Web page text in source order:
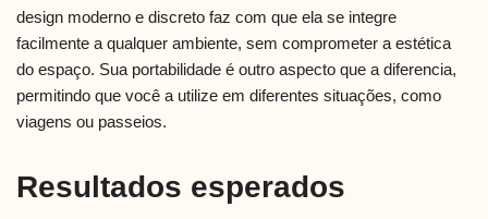
design moderno e discreto faz com que ela se integre
facilmente a qualquer ambiente, sem comprometer a estética
do espaço. Sua portabilidade é outro aspecto que a diferencia,
permitindo que você a utilize em diferentes situações, como
viagens ou passeios.
Resultados esperados